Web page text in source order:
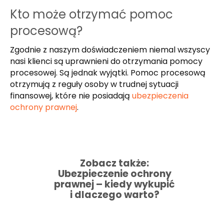
Kto może otrzymać pomoc
procesową?
Zgodnie z naszym doświadczeniem niemal wszyscy
nasi klienci są uprawnieni do otrzymania pomocy
procesowej. Są jednak wyjątki. Pomoc procesową
otrzymują z reguły osoby w trudnej sytuacji
finansowej, które nie posiadają ubezpieczenia
ochrony prawnej.
Zobacz także:
Ubezpieczenie ochrony
prawnej – kiedy wykupić
i dlaczego warto?